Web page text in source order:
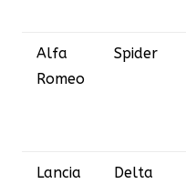
Alfa
Romeo
Spider
Lancia
Delta